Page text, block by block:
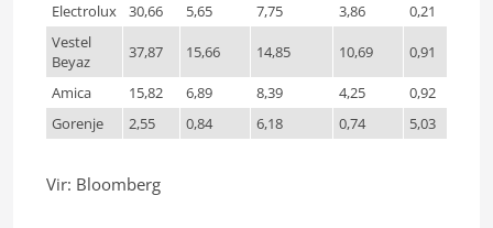
Electrolux 30,66 5,65 7,75 3,86
0,21
Vestel
Beyaz
37,87 15,66 14,85 10,69 0,91
Amica 15,82 6,89 8,39 4,25
0,92
Gorenje
2,55 0,84 6,18 0,74 5,03
Vir: Bloomberg